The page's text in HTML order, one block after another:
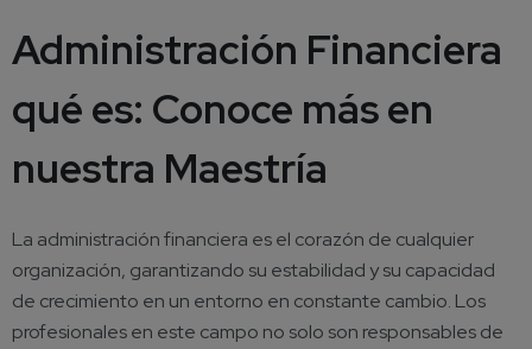
Administración Financiera
qué es: Conoce más en
nuestra Maestría
La administración financiera es el corazón de cualquier
organización, garantizando su estabilidad y su capacidad
de crecimiento en un entorno en constante cambio. Los
profesionales en este campo no solo son responsables de